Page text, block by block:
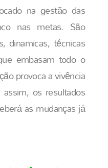
na gestão das
nas metas. São
dinamicas, técnicas
embasam todo o
provoca a vivência
os resultados
as mudanças já